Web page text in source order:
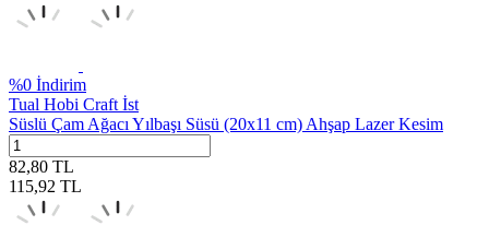
%0 İndirim
Tual Hobi Craft İst
Süslü Çam Ağacı Yılbaşı Süsü (20x11 cm) Ahşap Lazer Kesim
82,80 TL
115,92 TL